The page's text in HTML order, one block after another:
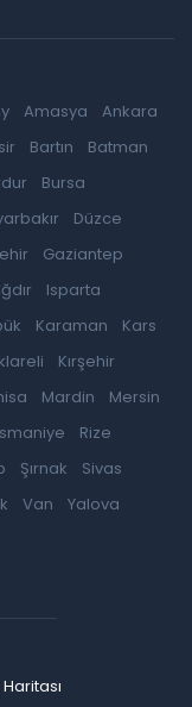
Amasya
Ankara
Bartın
Batman
Bursa
Düzce
Gaziantep
Iğdır
Isparta
Karaman
Kars
Kırşehir
Mardin
Mersin
Rize
Şırnak
Sivas
Van
Yalova